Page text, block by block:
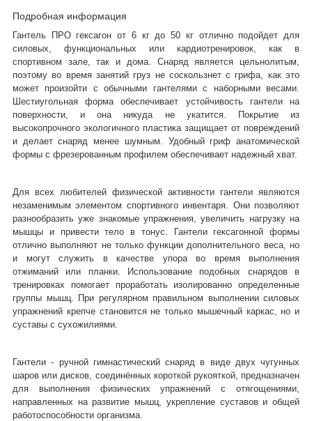
Подробная информация
Гантель ПРО гексагон от 6 кг до 50 кг отлично подойдет для
силовых, функциональных или кардиотренировок, как в
спортивном зале, так и дома. Снаряд является цельнолитым,
поэтому во время занятий груз не соскользнет с грифа, как это
может произойти с обычными гантелями с наборными весами.
Шестиугольная форма обеспечивает устойчивость гантели на
поверхности, и она никуда не укатится. Покрытие из
высокопрочного экологичного пластика защищает от повреждений
и делает снаряд менее шумным. Удобный гриф анатомической
формы с фрезерованным профилем обеспечивает надежный хват.
Для всех любителей физической активности гантели являются
незаменимым элементом спортивного инвентаря. Они позволяют
разнообразить уже знакомые упражнения, увеличить нагрузку на
мышцы и привести тело в тонус. Гантели гексагонной формы
отлично выполняют не только функции дополнительного веса, но
и могут служить в качестве упора во время выполнения
отжиманий или планки. Использование подобных снарядов в
тренировках помогает проработать изолированно определенные
группы мышц. При регулярном правильном выполнении силовых
упражнений крепче становится не только мышечный каркас, но и
суставы с сухожилиями.
Гантели - ручной гимнастический снаряд в виде двух чугунных
шаров или дисков, соединённых короткой рукояткой, предназначен
для выполнения физических упражнений с отягощениями,
направленных на развитие мышц, укрепление суставов и общей
работоспособности организма.